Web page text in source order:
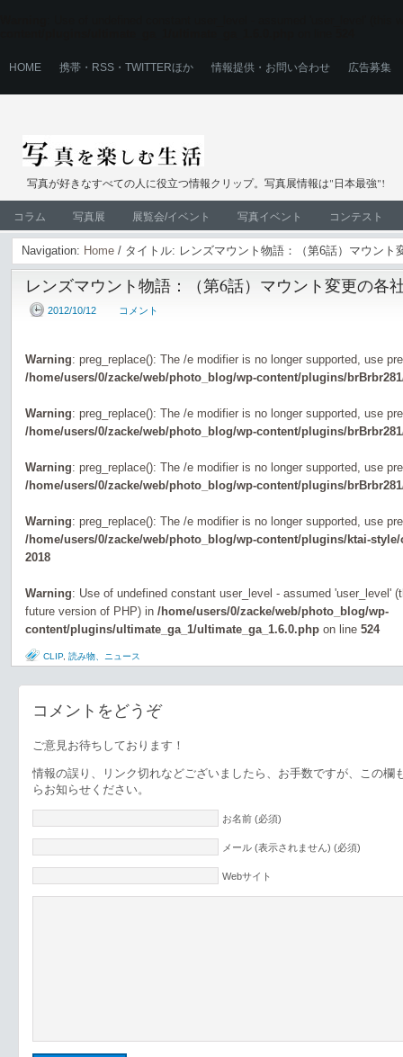
HOME 携帯・RSS・TWITTERほか 情報提供・お問い合わせ 広告募集
写真が好きなすべての人に役立つ情報クリップ。写真展情報は"日本最強"!
コラム 写真展 展覧会/イベント 写真イベント コンテスト
Navigation: Home / タイトル: レンズマウント物語：（第6話）マウント
レンズマウント物語：（第6話）マウント変更の各
2012/10/12 コメント
Warning: preg_replace(): The /e modifier is no longer supported, use
/home/users/0/zacke/web/photo_blog/wp-content/plugins/
Warning: preg_replace(): The /e modifier is no longer supported, use
/home/users/0/zacke/web/photo_blog/wp-content/plugins/
Warning: preg_replace(): The /e modifier is no longer supported, use
/home/users/0/zacke/web/photo_blog/wp-content/plugins/
Warning: preg_replace(): The /e modifier is no longer supported, use
/home/users/0/zacke/web/photo_blog/wp-content/plugins/ktai-
2018
Warning: Use of undefined constant user_level - assumed 'user_level'
future version of PHP) in /home/users/0/zacke/web/photo_blog/wp-
content/plugins/ultimate_ga_1/ultimate_ga_1.6.0.php on line 524
CLIP, 読み物、ニュース
コメントをどうぞ
ご意見お待ちしております！
情報の誤り、リンク切れなどございましたら、お手数ですが、この欄
らお知らせください。
お名前 (必須)
メール (表示されません) (必須)
Webサイト